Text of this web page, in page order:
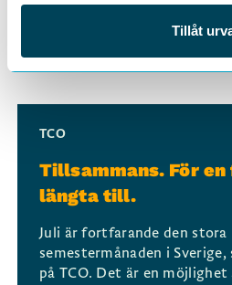
Tillåt
Läs mer i
TCO
Tillsammans. För
längta till.
Juli är fortfarande den stora
semestermånaden i Sverige,
på TCO. Det är en